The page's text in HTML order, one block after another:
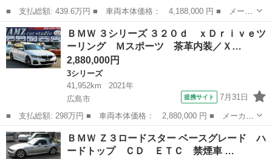
■ 支払総額: 439.6万円 ■ 車両本体価格： 4,188,000 円 ■ メーカ
ー名： ＢＭＷ ■ 車種名： Ｘ４ ■ グレード名： ｘＤｒｉｖ
ｅ ２０ｄ Ｍスポーツ ＬＥＤヘッドライト 純正１９アルミ コ
ーナーセン...
広島 広島市
ＢＭＷ ３シリーズ ３２０ｄ ｘＤｒｉｖｅツ
ーリング Ｍスポーツ 茶革内装／Ｘ…
2,880,000円
3シリーズ
41,952km
2021年
広島市
提携サイト 7月31日
■ 支払総額: 298万円 ■ 車両本体価格： 2,880,000 円 ■ メーカー
名： ＢＭＷ ■ 車種名： ３シリーズ ■ グレード名： ３２０
ｄ ｘＤｒｉｖｅツーリング Ｍスポーツ 茶革内装／ＸＹＺ車高調
（純正アリ）...
広島 広島市
ＢＭＷ Ｚ３ロードスター ベースグレード ハ
ードトップ ＣＤ ＥＴＣ 禁煙車 …